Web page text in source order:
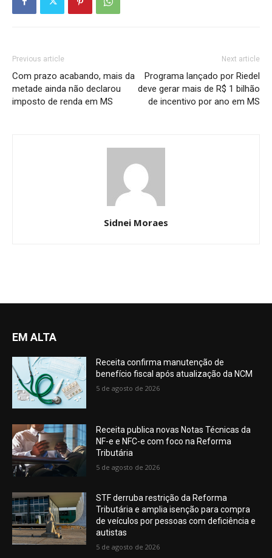
Previous article
Com prazo acabando, mais da
metade ainda não declarou
imposto de renda em MS
Next article
Programa lançado por Riedel
deve gerar mais de R$ 1 bilhão
de incentivo por ano em MS
Sidnei Moraes
EM ALTA
Receita confirma manutenção de
benefício fiscal após atualização da NCM
5 de agosto de 2026
Receita publica novas Notas Técnicas da
NF-e e NFC-e com foco na Reforma
Tributária
5 de agosto de 2026
STF derruba restrição da Reforma
Tributária e amplia isenção para compra
de veículos por pessoas com deficiência e
autistas
5 de agosto de 2026